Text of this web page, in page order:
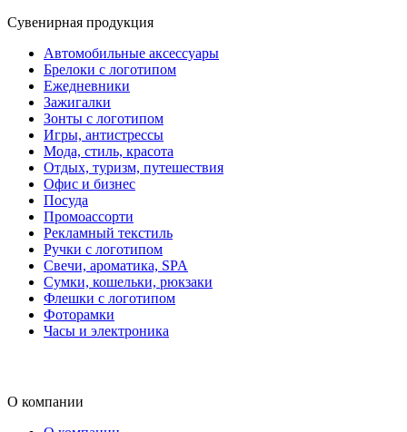
Сувенирная продукция
Автомобильные аксессуары
Брелоки с логотипом
Ежедневники
Зажигалки
Зонты с логотипом
Игры, антистрессы
Мода, стиль, красота
Отдых, туризм, путешествия
Офис и бизнес
Посуда
Промоассорти
Рекламный текстиль
Ручки с логотипом
Свечи, ароматика, SPA
Сумки, кошельки, рюкзаки
Флешки с логотипом
Фоторамки
Часы и электроника
О компании